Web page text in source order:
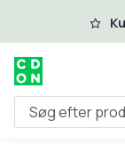
Spring til
Søg efter